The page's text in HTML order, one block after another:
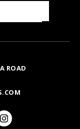
ROAD